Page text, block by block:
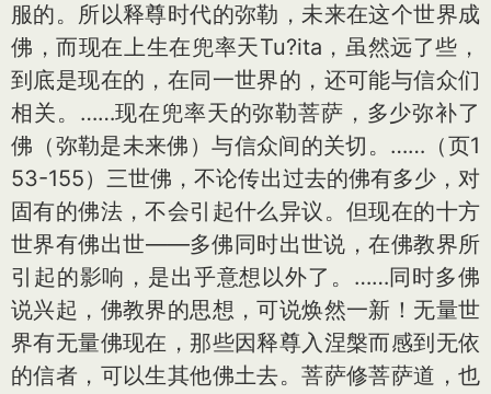
服的。所以释尊时代的弥勒，未来在这个世界成
佛，而现在上生在兜率天Tu?ita，虽然远了些，
到底是现在的，在同一世界的，还可能与信众们
相关。……现在兜率天的弥勒菩萨，多少弥补了
佛（弥勒是未来佛）与信众间的关切。……（页1
53-155）三世佛，不论传出过去的佛有多少，对
固有的佛法，不会引起什么异议。但现在的十方
世界有佛出世——多佛同时出世说，在佛教界所
引起的影响，是出乎意想以外了。……同时多佛
说兴起，佛教界的思想，可说焕然一新！无量世
界有无量佛现在，那些因释尊入涅槃而感到无依
的信者，可以生其他佛土去。菩萨修菩萨道，也